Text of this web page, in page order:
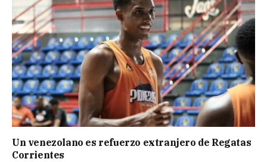
Un venezolano es refuerzo extranjero de Regatas
Corrientes